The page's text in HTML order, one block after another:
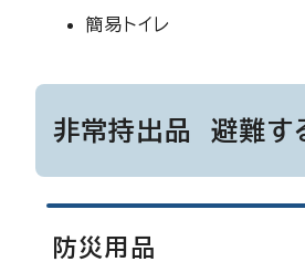
簡易トイレ
非常持出品 避難す
防災用品